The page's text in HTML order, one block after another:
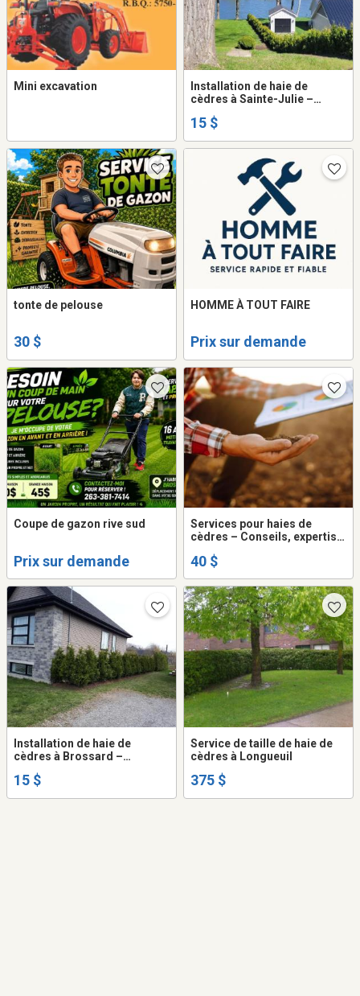
Mini excavation
Installation de haie de
cèdres à Sainte-Julie –
disponibles selon vos
15 $
tonte de pelouse
30 $
HOMME À TOUT FAIRE
Prix sur demande
Coupe de gazon rive sud
Prix sur demande
Services pour haies de
cèdres – Conseils, expertise
40 $
Installation de haie de
cèdres à Brossard –
disponibles selon vos
15 $
Service de taille de haie de
cèdres à Longueuil
375 $